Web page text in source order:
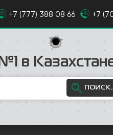
+7 (777) 388 08 66 +7
в